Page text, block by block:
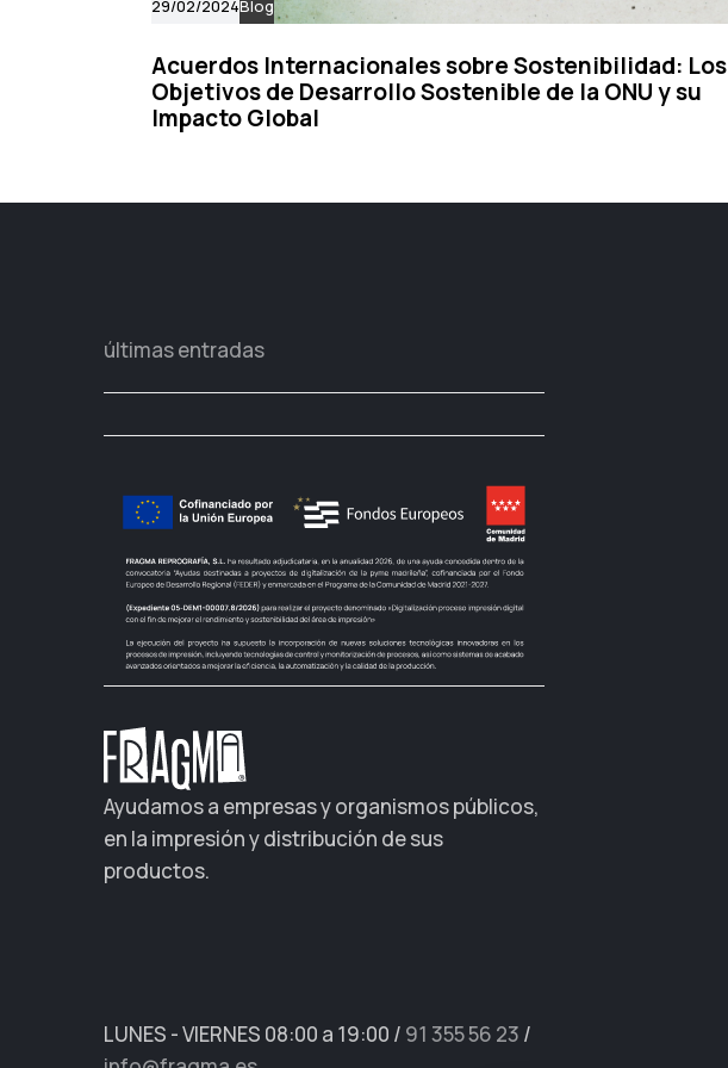
29/02/2024Blog
Acuerdos Internacionales sobre Sostenibilidad: Los
Objetivos de Desarrollo Sostenible de la ONU y su
Impacto Global
últimas entradas
Ayudamos a empresas y organismos públicos,
en la impresión y distribución de sus
productos.
LUNES - VIERNES 08:00 a 19:00 / 91 355 56 23 /